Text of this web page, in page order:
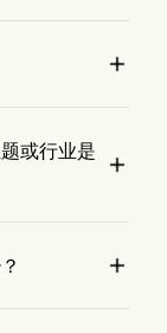

或行业是

